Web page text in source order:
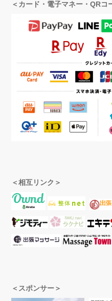
＜カード・電子マネー・QRコ
＜相互リンク＞
＜スポンサー＞